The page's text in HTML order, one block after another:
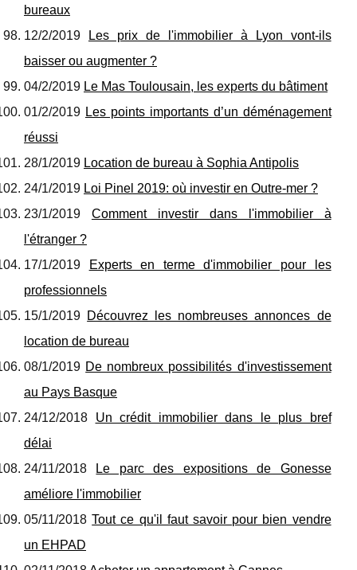
bureaux
12/2/2019
Les prix de l'immobilier à Lyon vont-ils
baisser ou augmenter ?
04/2/2019 Le Mas Toulousain, les experts du bâtiment
01/2/2019 Les points importants d’un déménagement
réussi
28/1/2019 Location de bureau à Sophia Antipolis
24/1/2019 Loi Pinel 2019: où investir en Outre-mer ?
23/1/2019 Comment investir dans l'immobilier à
l'étranger ?
17/1/2019
Experts en terme d'immobilier pour les
professionnels
15/1/2019 Découvrez les nombreuses annonces de
location de bureau
08/1/2019 De nombreux possibilités d'investissement
au Pays Basque
24/12/2018 Un crédit immobilier dans le plus bref
délai
24/11/2018
Le parc des expositions de Gonesse
améliore l'immobilier
05/11/2018Tout ce qu'il faut savoir pour bien vendre
un EHPAD